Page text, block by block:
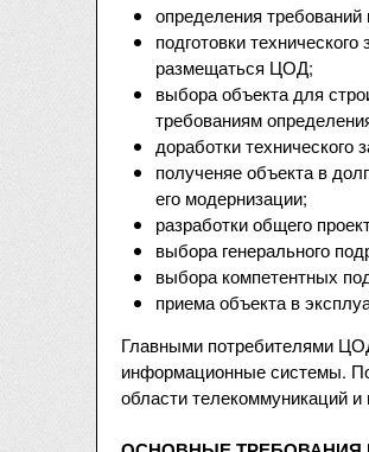
определения
подготовки
размещаться ЦОД;
выбора объекта для
требованиям
доработки
полученяе объекта в
его модернизации;
разработки общего
выбора генерального
выбора компетентных
приема объекта в
Главными потребителями
информационные системы.
области телекоммуникаций